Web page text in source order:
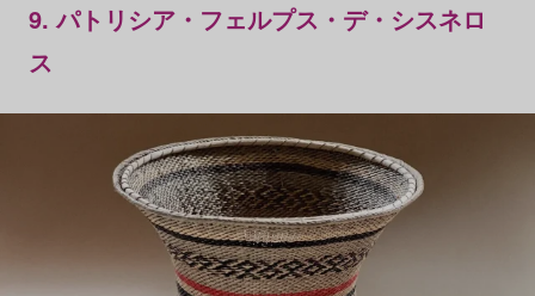
9. パトリシア・フェルプス・デ・シスネロ
ス